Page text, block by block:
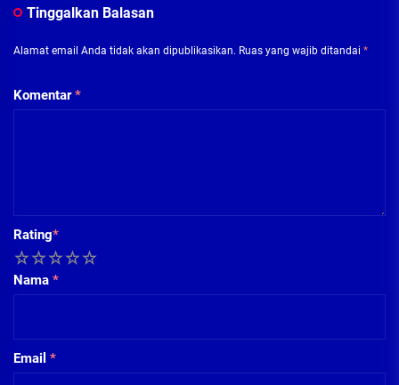
Tinggalkan Balasan
Alamat email Anda tidak akan dipublikasikan. Ruas yang wajib ditandai *
Komentar*
Rating*
5
4
3
2
Nama *
Email *